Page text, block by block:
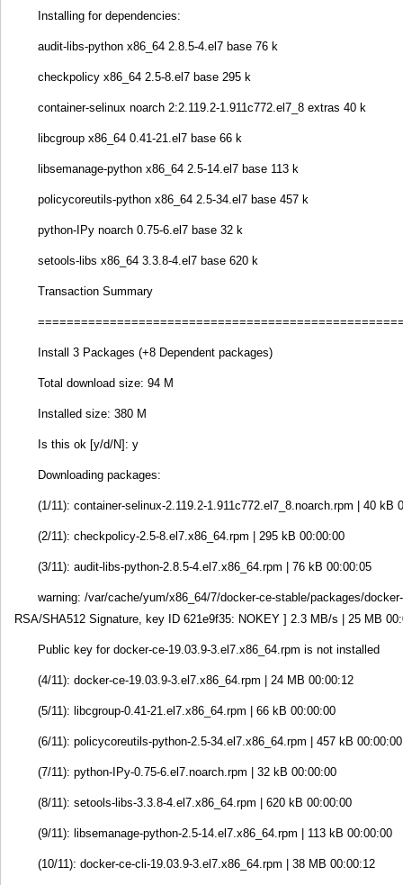
Installing for dependencies:
audit-libs-python x86_64 2.8.5-4.el7 base 76 k
checkpolicy x86_64 2.5-8.el7 base 295 k
container-selinux noarch 2:2.119.2-1.911c772.el7_8 extras 40 k
libcgroup x86_64 0.41-21.el7 base 66 k
libsemanage-python x86_64 2.5-14.el7 base 113 k
policycoreutils-python x86_64 2.5-34.el7 base 457 k
python-IPy noarch 0.75-6.el7 base 32 k
setools-libs x86_64 3.3.8-4.el7 base 620 k
Transaction Summary
Install 3 Packages (+8 Dependent packages)
Total download size: 94 M
Installed size: 380 M
Is this ok [y/d/N]: y
Downloading packages:
(1/11): container-selinux-2.119.2-1.911c772.el7_8.noarch.rpm | 40 kB
(2/11): checkpolicy-2.5-8.el7.x86_64.rpm | 295 kB 00:00:00
(3/11): audit-libs-python-2.8.5-4.el7.x86_64.rpm | 76 kB 00:00:05
warning: /var/cache/yum/x86_64/7/docker-ce-stable/packages/
RSA/SHA512 Signature, key ID 621e9f35: NOKEY ] 2.3 MB/s | 25 MB
Public key for docker-ce-19.03.9-3.el7.x86_64.rpm is not installed
(4/11): docker-ce-19.03.9-3.el7.x86_64.rpm | 24 MB 00:00:12
(5/11): libcgroup-0.41-21.el7.x86_64.rpm | 66 kB 00:00:00
(6/11): policycoreutils-python-2.5-34.el7.x86_64.rpm | 457 kB 00:00:00
(7/11): python-IPy-0.75-6.el7.noarch.rpm | 32 kB 00:00:00
(8/11): setools-libs-3.3.8-4.el7.x86_64.rpm | 620 kB 00:00:00
(9/11): libsemanage-python-2.5-14.el7.x86_64.rpm | 113 kB 00:00:00
(10/11): docker-ce-cli-19.03.9-3.el7.x86_64.rpm | 38 MB 00:00:12